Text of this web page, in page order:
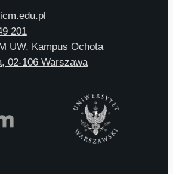
201
UW, Kampus Ochota
02-106 Warszawa